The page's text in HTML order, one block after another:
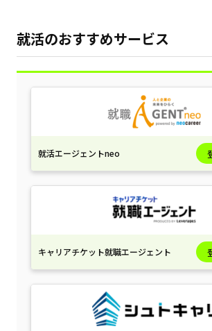
就活のおすすめサービス
就活エージェントneo
キャリアチケット就職エージェント